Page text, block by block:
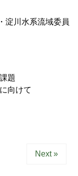
淀川水系流域委員
題
向けて
Next »